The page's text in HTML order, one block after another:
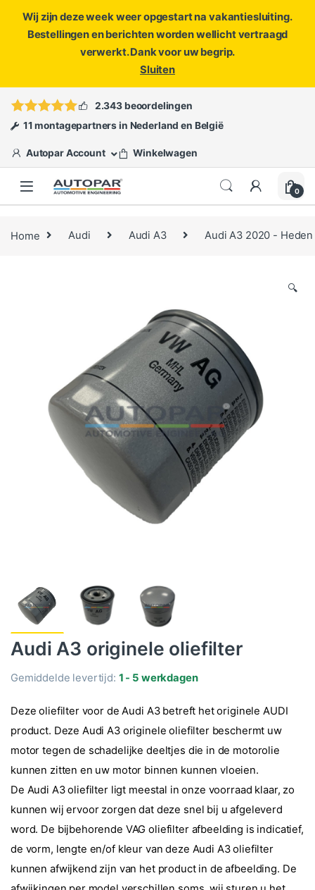
Wij zijn deze week weer opgestart na vakantiesluiting.
Bestellingen en berichten worden wellicht vertraagd
verwerkt. Dank voor uw begrip.
Sluiten
ofopen een ticket
2.343 beoordelingen
11 montagepartners in Nederland en België
Autopar Account Winkelwagen
0
Home Audi Audi A3 Audi A3 2020 - Heden
🔍
Audi A3 originele oliefilter
Gemiddelde levertijd: 1 - 5 werkdagen
Deze oliefilter voor de Audi A3 betreft het originele AUDI
product. Deze Audi A3 originele oliefilter beschermt uw
motor tegen de schadelijke deeltjes die in de motorolie
kunnen zitten en uw motor binnen kunnen vloeien.
De Audi A3 oliefilter ligt meestal in onze voorraad klaar, zo
kunnen wij ervoor zorgen dat deze snel bij u afgeleverd
word. De bijbehorende VAG oliefilter afbeelding is indicatief,
de vorm, lengte en/of kleur van deze Audi A3 oliefilter
kunnen afwijkend zijn van het product in de afbeelding. De